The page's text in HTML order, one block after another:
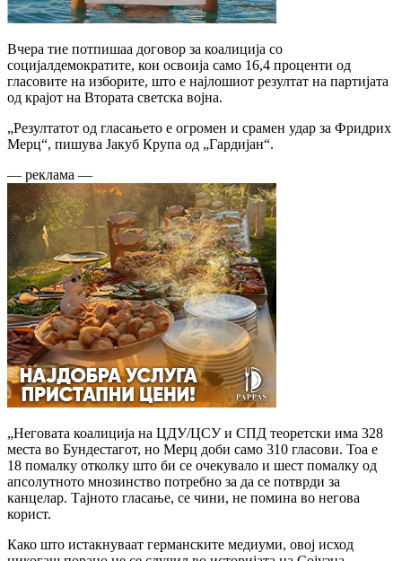
Вчера тие потпишаа договор за коалиција со
социјалдемократите, кои освоија само 16,4 проценти од
гласовите на изборите, што е најлошиот резултат на партијата
од крајот на Втората светска војна.
„Резултатот од гласањето е огромен и срамен удар за Фридрих
Мерц“, пишува Јакуб Крупа од „Гардијан“.
— реклама —
„Неговата коалиција на ЦДУ/ЦСУ и СПД теоретски има 328
места во Бундестагот, но Мерц доби само 310 гласови. Тоа е
18 помалку отколку што би се очекувало и шест помалку од
апсолутното мнозинство потребно за да се потврди за
канцелар. Тајното гласање, се чини, не помина во негова
корист.
Како што истакнуваат германските медиуми, овој исход